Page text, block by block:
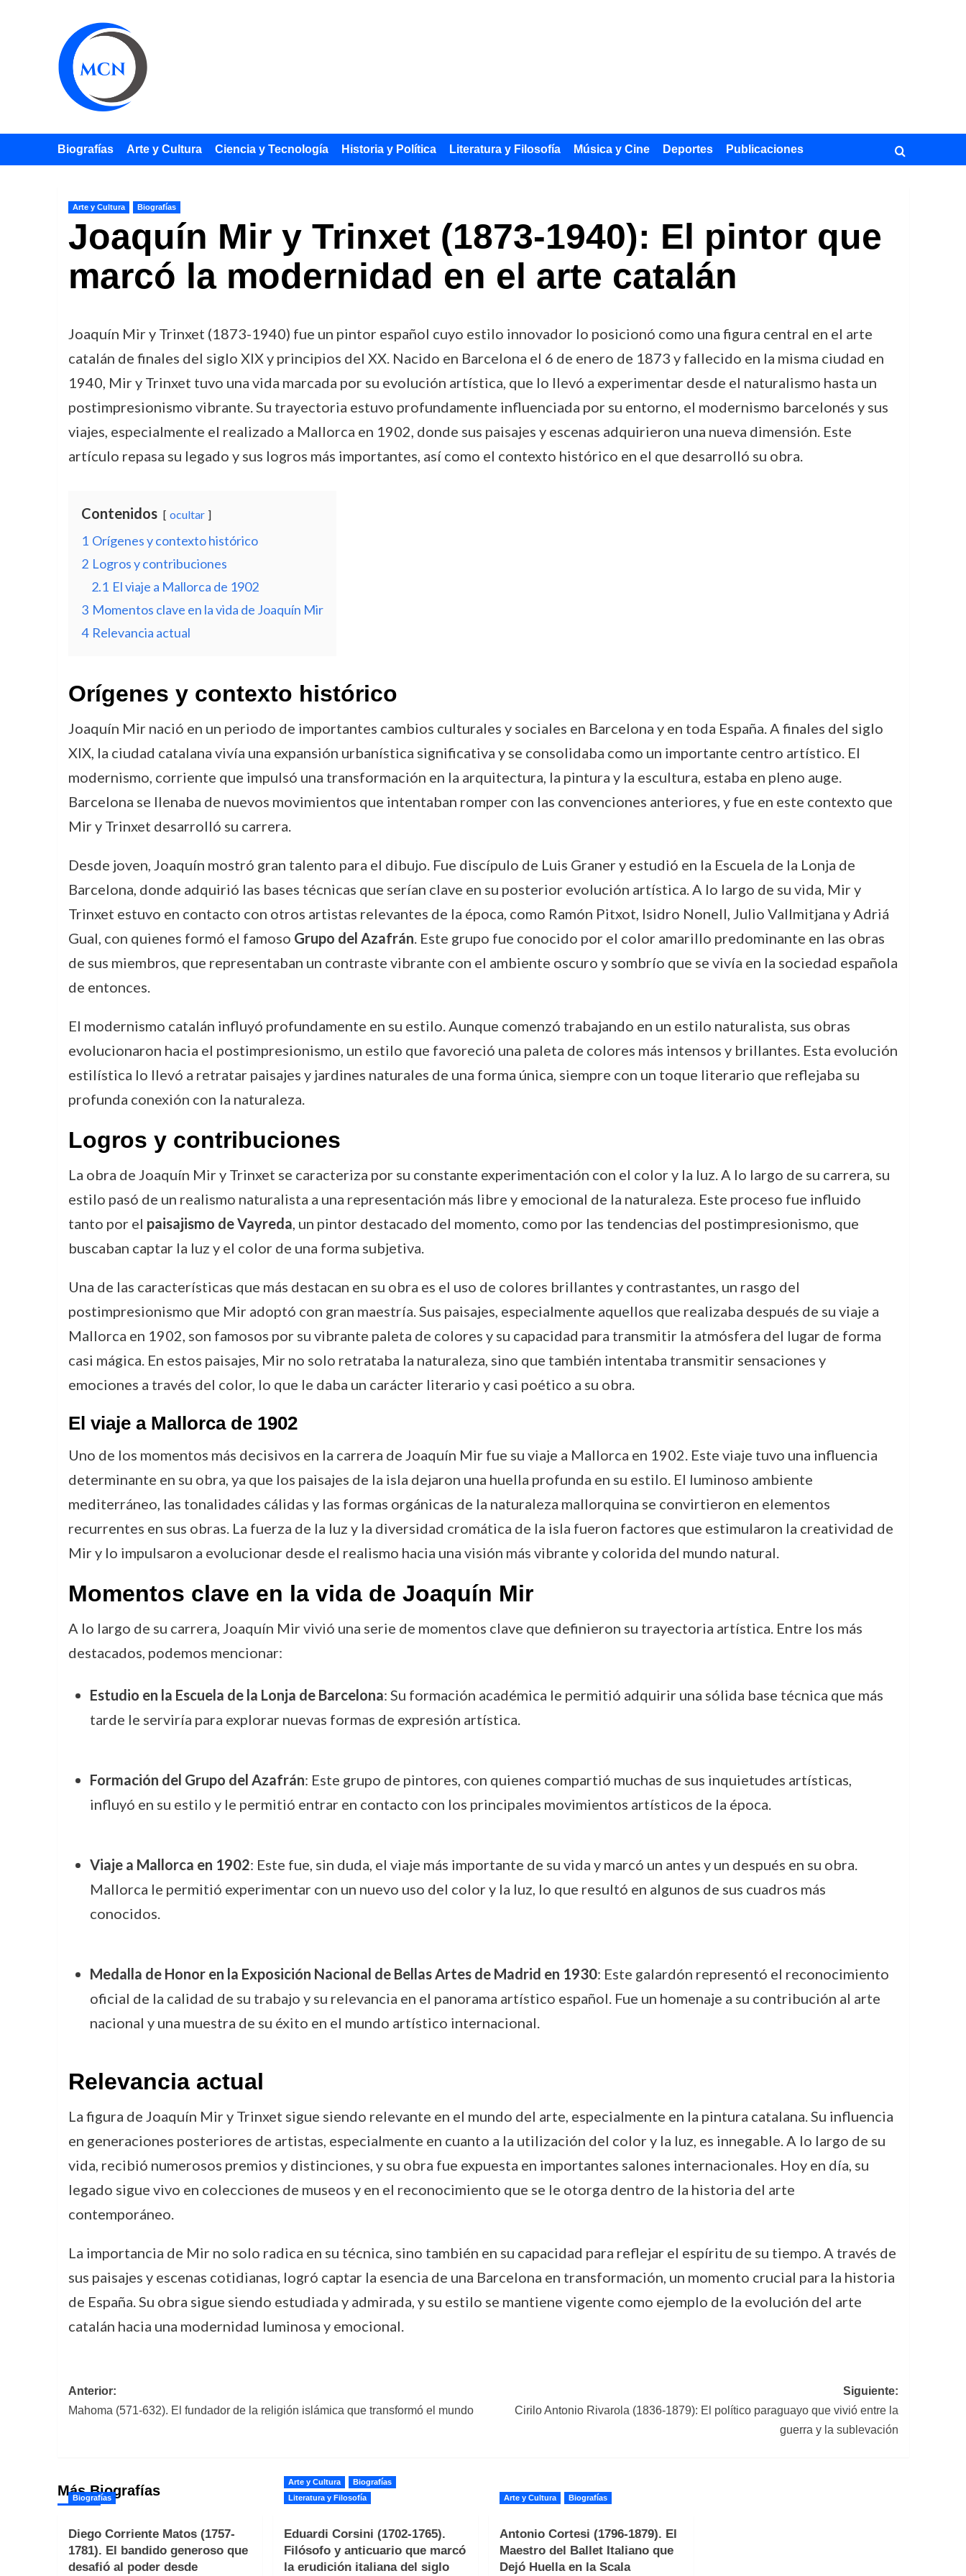
Biografías Arte y Cultura Ciencia y Tecnología Historia y Política Literatura y Filosofía Música y Cine Deportes Publicaciones
Arte y Cultura Biografías
Joaquín Mir y Trinxet (1873-1940): El pintor que
marcó la modernidad en el arte catalán
Joaquín Mir y Trinxet (1873-1940) fue un pintor español cuyo estilo innovador lo posicionó como una figura central en el arte
catalán de finales del siglo XIX y principios del XX. Nacido en Barcelona el 6 de enero de 1873 y fallecido en la misma ciudad en
1940, Mir y Trinxet tuvo una vida marcada por su evolución artística, que lo llevó a experimentar desde el naturalismo hasta un
postimpresionismo vibrante. Su trayectoria estuvo profundamente influenciada por su entorno, el modernismo barcelonés y sus
viajes, especialmente el realizado a Mallorca en 1902, donde sus paisajes y escenas adquirieron una nueva dimensión. Este
artículo repasa su legado y sus logros más importantes, así como el contexto histórico en el que desarrolló su obra.
Contenidos ocultar
1 Orígenes y contexto histórico
2 Logros y contribuciones
2.1 El viaje a Mallorca de 1902
3 Momentos clave en la vida de Joaquín Mir
4 Relevancia actual
Orígenes y contexto histórico
Joaquín Mir nació en un periodo de importantes cambios culturales y sociales en Barcelona y en toda España. A finales del siglo
XIX, la ciudad catalana vivía una expansión urbanística significativa y se consolidaba como un importante centro artístico. El
modernismo, corriente que impulsó una transformación en la arquitectura, la pintura y la escultura, estaba en pleno auge.
Barcelona se llenaba de nuevos movimientos que intentaban romper con las convenciones anteriores, y fue en este contexto que
Mir y Trinxet desarrolló su carrera.
Desde joven, Joaquín mostró gran talento para el dibujo. Fue discípulo de Luis Graner y estudió en la Escuela de la Lonja de
Barcelona, donde adquirió las bases técnicas que serían clave en su posterior evolución artística. A lo largo de su vida, Mir y
Trinxet estuvo en contacto con otros artistas relevantes de la época, como Ramón Pitxot, Isidro Nonell, Julio Vallmitjana y Adriá
Gual, con quienes formó el famoso Grupo del Azafrán. Este grupo fue conocido por el color amarillo predominante en las obras
de sus miembros, que representaban un contraste vibrante con el ambiente oscuro y sombrío que se vivía en la sociedad española
de entonces.
El modernismo catalán influyó profundamente en su estilo. Aunque comenzó trabajando en un estilo naturalista, sus obras
evolucionaron hacia el postimpresionismo, un estilo que favoreció una paleta de colores más intensos y brillantes. Esta evolución
estilística lo llevó a retratar paisajes y jardines naturales de una forma única, siempre con un toque literario que reflejaba su
profunda conexión con la naturaleza.
Logros y contribuciones
La obra de Joaquín Mir y Trinxet se caracteriza por su constante experimentación con el color y la luz. A lo largo de su carrera, su
estilo pasó de un realismo naturalista a una representación más libre y emocional de la naturaleza. Este proceso fue influido
tanto por el paisajismo de Vayreda, un pintor destacado del momento, como por las tendencias del postimpresionismo, que
buscaban captar la luz y el color de una forma subjetiva.
Una de las características que más destacan en su obra es el uso de colores brillantes y contrastantes, un rasgo del
postimpresionismo que Mir adoptó con gran maestría. Sus paisajes, especialmente aquellos que realizaba después de su viaje a
Mallorca en 1902, son famosos por su vibrante paleta de colores y su capacidad para transmitir la atmósfera del lugar de forma
casi mágica. En estos paisajes, Mir no solo retrataba la naturaleza, sino que también intentaba transmitir sensaciones y
emociones a través del color, lo que le daba un carácter literario y casi poético a su obra.
El viaje a Mallorca de 1902
Uno de los momentos más decisivos en la carrera de Joaquín Mir fue su viaje a Mallorca en 1902. Este viaje tuvo una influencia
determinante en su obra, ya que los paisajes de la isla dejaron una huella profunda en su estilo. El luminoso ambiente
mediterráneo, las tonalidades cálidas y las formas orgánicas de la naturaleza mallorquina se convirtieron en elementos
recurrentes en sus obras. La fuerza de la luz y la diversidad cromática de la isla fueron factores que estimularon la creatividad de
Mir y lo impulsaron a evolucionar desde el realismo hacia una visión más vibrante y colorida del mundo natural.
Momentos clave en la vida de Joaquín Mir
A lo largo de su carrera, Joaquín Mir vivió una serie de momentos clave que definieron su trayectoria artística. Entre los más
destacados, podemos mencionar:
Estudio en la Escuela de la Lonja de Barcelona: Su formación académica le permitió adquirir una sólida base técnica que más
tarde le serviría para explorar nuevas formas de expresión artística.
Formación del Grupo del Azafrán: Este grupo de pintores, con quienes compartió muchas de sus inquietudes artísticas,
influyó en su estilo y le permitió entrar en contacto con los principales movimientos artísticos de la época.
Viaje a Mallorca en 1902: Este fue, sin duda, el viaje más importante de su vida y marcó un antes y un después en su obra.
Mallorca le permitió experimentar con un nuevo uso del color y la luz, lo que resultó en algunos de sus cuadros más
conocidos.
Medalla de Honor en la Exposición Nacional de Bellas Artes de Madrid en 1930: Este galardón representó el reconocimiento
oficial de la calidad de su trabajo y su relevancia en el panorama artístico español. Fue un homenaje a su contribución al arte
nacional y una muestra de su éxito en el mundo artístico internacional.
Relevancia actual
La figura de Joaquín Mir y Trinxet sigue siendo relevante en el mundo del arte, especialmente en la pintura catalana. Su influencia
en generaciones posteriores de artistas, especialmente en cuanto a la utilización del color y la luz, es innegable. A lo largo de su
vida, recibió numerosos premios y distinciones, y su obra fue expuesta en importantes salones internacionales. Hoy en día, su
legado sigue vivo en colecciones de museos y en el reconocimiento que se le otorga dentro de la historia del arte
contemporáneo.
La importancia de Mir no solo radica en su técnica, sino también en su capacidad para reflejar el espíritu de su tiempo. A través de
sus paisajes y escenas cotidianas, logró captar la esencia de una Barcelona en transformación, un momento crucial para la historia
de España. Su obra sigue siendo estudiada y admirada, y su estilo se mantiene vigente como ejemplo de la evolución del arte
catalán hacia una modernidad luminosa y emocional.
Navegación
Anterior:
Mahoma (571-632). El fundador de la religión islámica que transformó el mundo
Siguiente:
Cirilo Antonio Rivarola (1836-1879): El político paraguayo que vivió entre la
guerra y la sublevación
Más Biografías
Biografías
Diego Corriente Matos (1757-
1781). El bandido generoso que
desafió al poder desde
Arte y Cultura
Biografías
Literatura y Filosofía
Eduardi Corsini (1702-1765).
Filósofo y anticuario que marcó
la erudición italiana del siglo
Arte y Cultura Biografías
Antonio Cortesi (1796-1879). El
Maestro del Ballet Italiano que
Dejó Huella en la Scala